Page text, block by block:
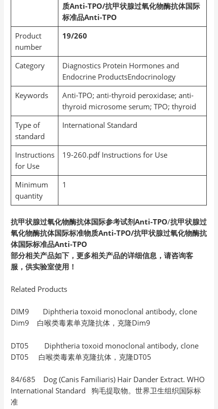
质Anti-TPO/抗甲状腺过氧化物酶抗体国际
标准品Anti-TPO
Product
number
19/260
Category
Diagnostics Protein Hormones and
Endocrine ProductsEndocrinology
Keywords
Anti-TPO; anti-thyroid peroxidase; anti-
thyroid microsome serum; TPO; thyroid
Type of
standard
International Standard
Instructions
for Use
19-260.pdf Instructions for Use
Minimum
quantity
1
抗甲状腺过氧化物酶抗体国际参考试剂Anti-TPO/抗甲状腺过
氧化物酶抗体国际标准物质Anti-TPO/抗甲状腺过氧化物酶抗
体国际标准品Anti-TPO
部分相关产品如下，更多相关产品的详细信息，请咨询客
服，供实验室使用！
Related Products
DIM9 Diphtheria toxoid monoclonal antibody, clone
Dim9 白喉类毒素单克隆抗体，克隆Dim9
DT05 Diphtheria toxoid monoclonal antibody, clone
DT05 白喉类毒素单克隆抗体，克隆DT05
84/685 Dog (Canis Familiaris) Hair Dander Extract. WHO
International Standard 狗毛提取物。世界卫生组织国际标
准